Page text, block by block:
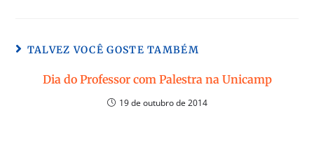
TALVEZ VOCÊ GOSTE TAMBÉM
Dia do Professor com Palestra na Unicamp
19 de outubro de 2014